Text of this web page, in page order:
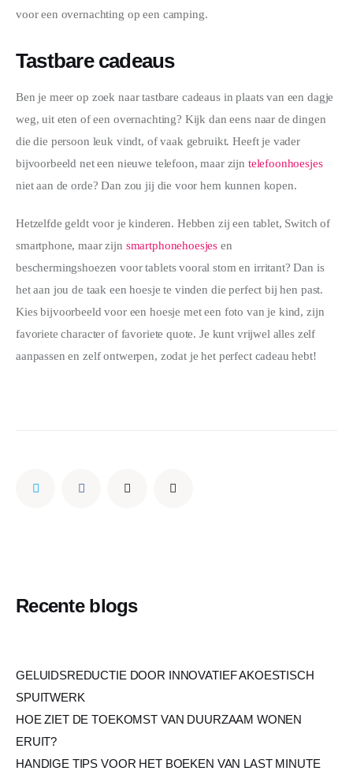
voor een overnachting op een camping.
Tastbare cadeaus
Ben je meer op zoek naar tastbare cadeaus in plaats van een dagje
weg, uit eten of een overnachting? Kijk dan eens naar de dingen
die die persoon leuk vindt, of vaak gebruikt. Heeft je vader
bijvoorbeeld net een nieuwe telefoon, maar zijn telefoonhoesjes
niet aan de orde? Dan zou jij die voor hem kunnen kopen.
Hetzelfde geldt voor je kinderen. Hebben zij een tablet, Switch of
smartphone, maar zijn smartphonehoesjes en
beschermingshoezen voor tablets vooral stom en irritant? Dan is
het aan jou de taak een hoesje te vinden die perfect bij hen past.
Kies bijvoorbeeld voor een hoesje met een foto van je kind, zijn
favoriete character of favoriete quote. Je kunt vrijwel alles zelf
aanpassen en zelf ontwerpen, zodat je het perfect cadeau hebt!
Recente blogs
GELUIDSREDUCTIE DOOR INNOVATIEF AKOESTISCH
SPUITWERK
HOE ZIET DE TOEKOMST VAN DUURZAAM WONEN
ERUIT?
HANDIGE TIPS VOOR HET BOEKEN VAN LAST MINUTE